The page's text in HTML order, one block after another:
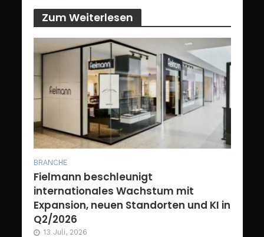
Zum Weiterlesen
BRANCHE
Fielmann beschleunigt
internationales Wachstum mit
Expansion, neuen Standorten und KI in
Q2/2026
13 Juli, 2026